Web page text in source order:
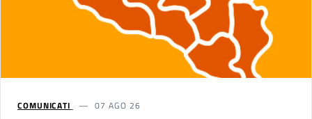
COMUNICATI 07 AGO 26